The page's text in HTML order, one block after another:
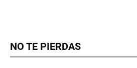
NO TE PIERDAS